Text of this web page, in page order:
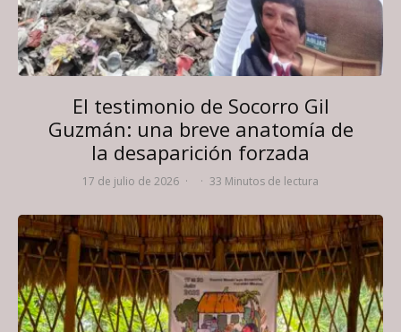
El testimonio de Socorro Gil
Guzmán: una breve anatomía de
la desaparición forzada
17 de julio de 2026 · · 33 Minutos de lectura